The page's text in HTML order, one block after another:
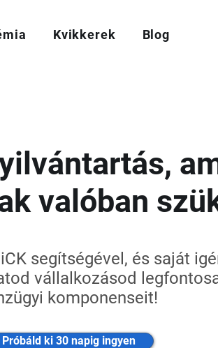
Kvikkerek Blog
valóban
segítségével, és saját
vállalkozásod
komponenseit!
Próbáld ki 30 napig ingyen